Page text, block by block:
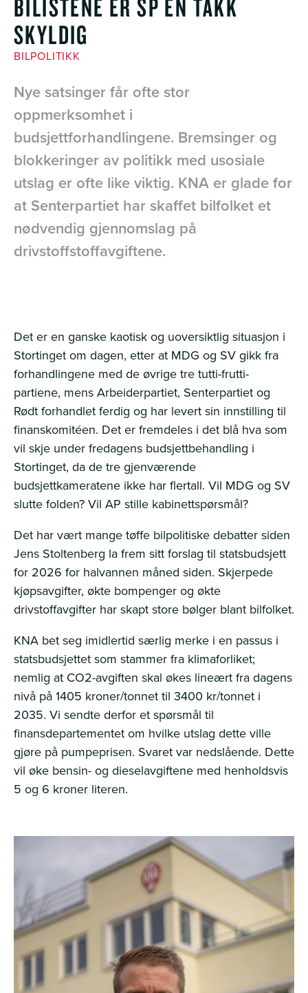
BILISTENE ER SP EN TAKK
SKYLDIG
BILPOLITIKK
Nye satsinger får ofte stor
oppmerksomhet i
budsjettforhandlingene. Bremsinger og
blokkeringer av politikk med usosiale
utslag er ofte like viktig. KNA er glade for
at Senterpartiet har skaffet bilfolket et
nødvendig gjennomslag på
drivstoffstoffavgiftene.
Det er en ganske kaotisk og uoversiktlig situasjon i
Stortinget om dagen, etter at MDG og SV gikk fra
forhandlingene med de øvrige tre tutti-frutti-
partiene, mens Arbeiderpartiet, Senterpartiet og
Rødt forhandlet ferdig og har levert sin innstilling til
finanskomitéen. Det er fremdeles i det blå hva som
vil skje under fredagens budsjettbehandling i
Stortinget, da de tre gjenværende
budsjettkameratene ikke har flertall. Vil MDG og SV
slutte folden? Vil AP stille kabinettspørsmål?
Det har vært mange tøffe bilpolitiske debatter siden
Jens Stoltenberg la frem sitt forslag til statsbudsjett
for 2026 for halvannen måned siden. Skjerpede
kjøpsavgifter, økte bompenger og økte
drivstoffavgifter har skapt store bølger blant bilfolket.
KNA bet seg imidlertid særlig merke i en passus i
statsbudsjettet som stammer fra klimaforliket;
nemlig at CO2-avgiften skal økes lineært fra dagens
nivå på 1405 kroner/tonnet til 3400 kr/tonnet i
2035. Vi sendte derfor et spørsmål til
finansdepartementet om hvilke utslag dette ville
gjøre på pumpeprisen. Svaret var nedslående. Dette
vil øke bensin- og dieselavgiftene med henholdsvis
5 og 6 kroner literen.